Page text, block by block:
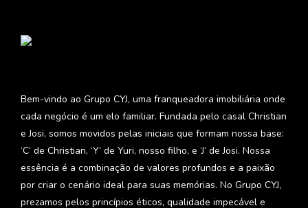
Bem-vindo ao Grupo CYJ, uma franqueadora imobiliária onde
cada negócio é um elo familiar. Fundada pelo casal Christian
e Josi, somos movidos pelas iniciais que formam nossa base:
‘C’ de Christian, ‘Y’ de Yuri, nosso filho, e ‘J’ de Josi. Nossa
essência é a combinação de valores profundos e a paixão
por criar o cenário ideal para suas memórias. No Grupo CYJ,
prezamos pelos princípios éticos, qualidade impecável e